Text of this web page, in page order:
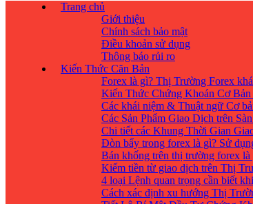
Trang chủ
Giới thiệu
Chính sách bảo mật
Điều khoản sử dụng
Thông báo rủi ro
Kiến Thức Căn Bản
Forex là gì? Thị Trường Forex
Kiến Thức Chứng Khoán Cơ
Các khái niệm & Thuật ngữ Cơ
Các Sản Phẩm Giao Dịch trên
Chi tiết các Khung Thời Gian
Đòn bẩy trong forex là gì? Sử
Bán khống trên thị trường forex là
Kiếm tiền từ giao dịch trên Thị
4 loại Lệnh quan trọng cần biết
Cách xác định xu hướng Thị